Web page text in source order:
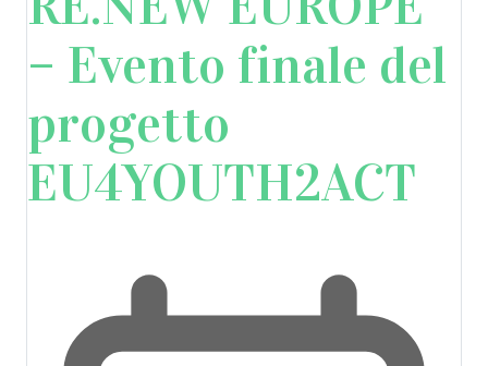
– Evento finale del
progetto
EU4YOUTH2ACT